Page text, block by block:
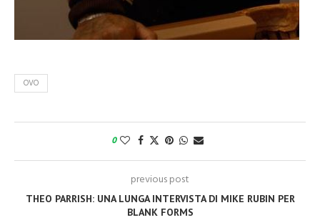
OVO
0
previous post
THEO PARRISH: UNA LUNGA INTERVISTA DI MIKE RUBIN PER
BLANK FORMS